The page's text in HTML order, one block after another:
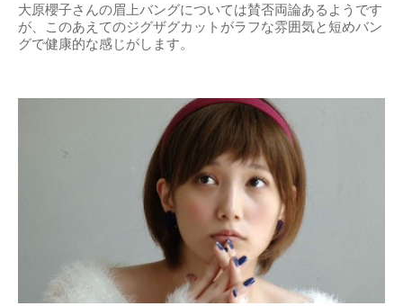
大原櫻子さんの眉上バングについては賛否両論あるようです
が、このあえてのジグザグカットがラフな雰囲気と短めバン
グで健康的な感じがします。